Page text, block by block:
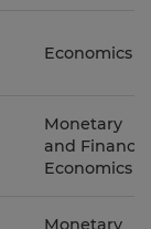
Economics
Monetary
and
Economics
Monetary